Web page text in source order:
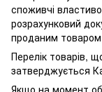
споживчі
розрахунковий
проданим
Перелік товарів,
затверджується
Якщо на момент